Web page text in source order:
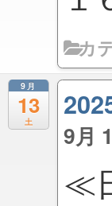
カ
9月
13
土 9月
≪